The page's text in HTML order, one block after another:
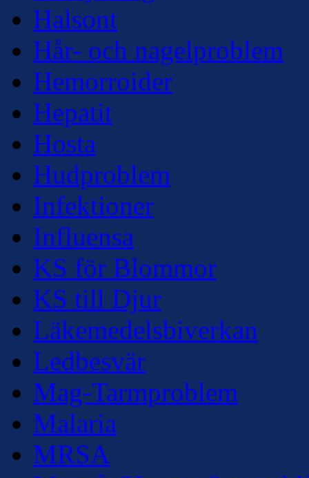
Halsont
Hår- och nagelproblem
Hemorroider
Hepatit
Hosta
Hudproblem
Infektioner
Influensa
KS för Blommor
KS till Djur
Läkemedelsbiverkan
Ledbesvär
Mag-Tarmproblem
Malaria
MRSA